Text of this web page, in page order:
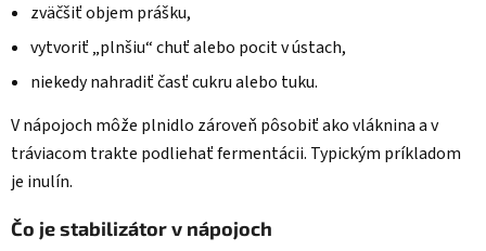
zväčšiť objem prášku,
vytvoriť „plnšiu“ chuť alebo pocit v ústach,
niekedy nahradiť časť cukru alebo tuku.
V nápojoch môže plnidlo zároveň pôsobiť ako vláknina a v
tráviacom trakte podliehať fermentácii. Typickým príkladom
je inulín.
Čo je stabilizátor v nápojoch